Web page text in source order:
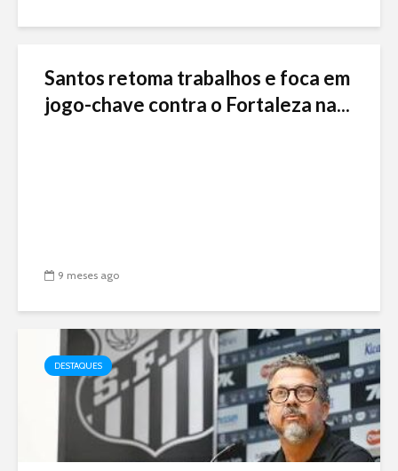
Santos retoma trabalhos e foca em
jogo-chave contra o Fortaleza na...
9 meses ago
DESTAQUES